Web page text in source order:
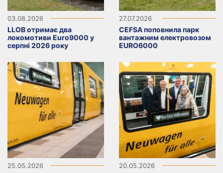
03.08.2026
LLOB отримає два
локомотиви Euro9000 у
серпні 2026 року
27.07.2026
CEFSA поповнила парк
вантажним електровозом
EURO6000
25.05.2026 20.05.2026